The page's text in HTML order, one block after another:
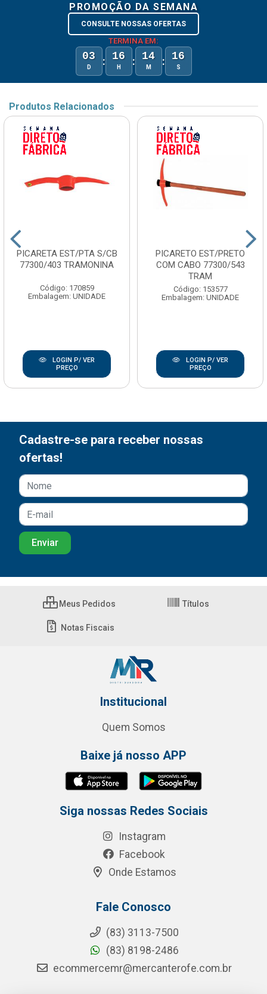
PROMOÇÃO DA SEMANA
CONSULTE NOSSAS OFERTAS
TERMINA EM:
03
D : 16
H : 14
M : 16
S
Produtos Relacionados
PICARETA EST/PTA S/CB
77300/403 TRAMONINA
Código: 170859
Embalagem: UNIDADE
LOGIN P/ VER
PREÇO
PICARETO EST/PRETO
COM CABO 77300/543
TRAM
Código: 153577
Embalagem: UNIDADE
LOGIN P/ VER
PREÇO
Cadastre-se para receber nossas
ofertas!
Meus Pedidos Títulos
Notas Fiscais
Institucional
Quem Somos
Baixe já nosso APP
Siga nossas Redes Sociais
Instagram
Facebook
Onde Estamos
Fale Conosco
(83) 3113-7500
(83) 8198-2486
ecommercemr@mercanterofe.com.br